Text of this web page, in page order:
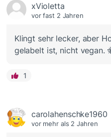
xVioletta
vor fast 2 Jahren
Klingt sehr lecker, aber
gelabelt ist, nicht vegan.
1
carolahenschke1960
vor mehr als 2 Jahren